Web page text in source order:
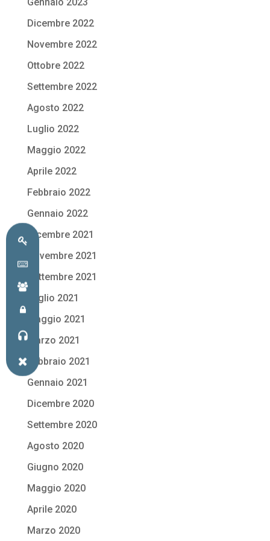
Gennaio 2023
Dicembre 2022
Novembre 2022
Ottobre 2022
Settembre 2022
Agosto 2022
Luglio 2022
Maggio 2022
Aprile 2022
Febbraio 2022
Gennaio 2022
Dicembre 2021
Novembre 2021
Settembre 2021
Luglio 2021
Maggio 2021
Marzo 2021
Febbraio 2021
Gennaio 2021
Dicembre 2020
Settembre 2020
Agosto 2020
Giugno 2020
Maggio 2020
Aprile 2020
Marzo 2020